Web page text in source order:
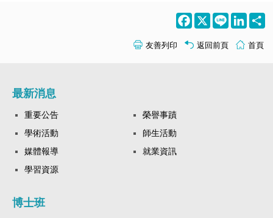
Facebook
X Line
友善列印 返回前頁 首頁
最新消息
重要公告
榮譽事蹟
學術活動
師生活動
媒體報導
就業資訊
學習資源
博士班